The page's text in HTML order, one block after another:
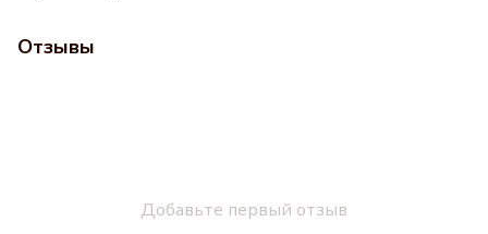
Отзывы
Добавьте первый отзыв